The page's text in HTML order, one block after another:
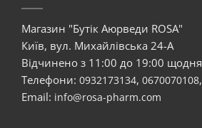
Магазин "Бутік Аюрведи ROSA"
Київ, вул. Михайлівська 24-А
Відчинено з 11:00 до 19:00 щодня
Телефони: 0932173134, 0670070108,
Email: info@rosa-pharm.com